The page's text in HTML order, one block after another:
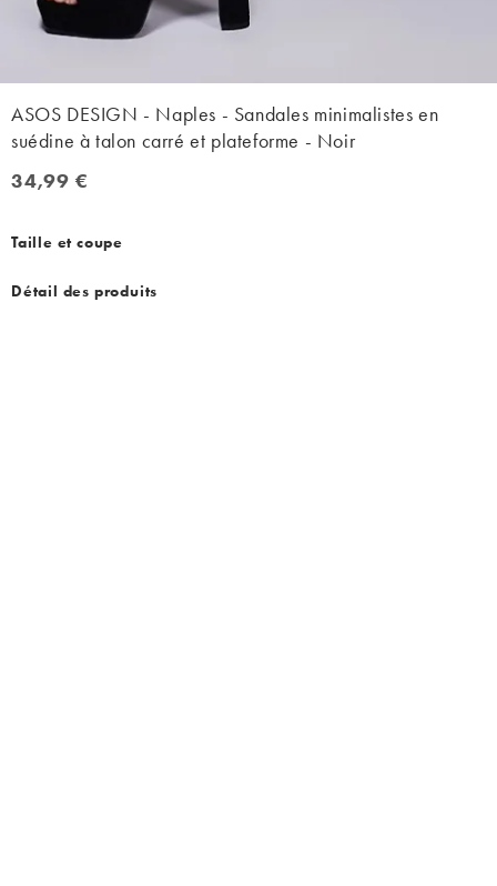
ASOS DESIGN - Naples - Sandales minimalistes en
suédine à talon carré et plateforme - Noir
34,99 €
34,99 €
Taille et coupe
Détail des produits